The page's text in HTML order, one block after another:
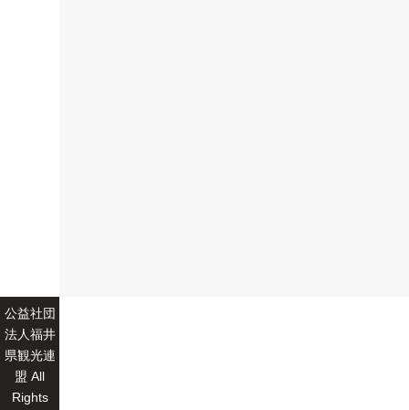
公益社団
法人福井
県観光連
盟 All
Rights